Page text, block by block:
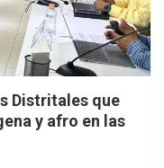
Distritales que
y afro en las